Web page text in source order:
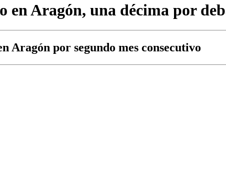
Aragón, una décima por
Aragón por segundo mes consecutivo